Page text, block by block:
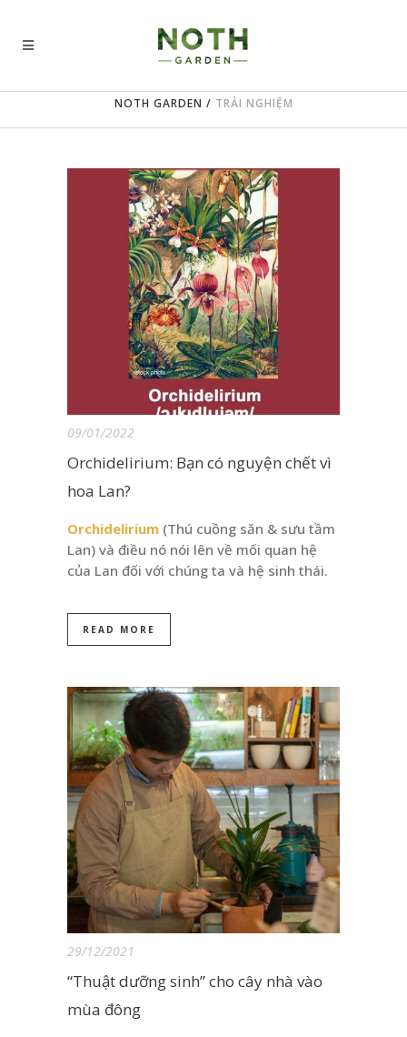
NOTH GARDEN / TRẢI NGHIỆM
09/01/2022
Orchidelirium: Bạn có nguyện chết vì
hoa Lan?
Orchidelirium (Thú cuồng săn & sưu tầm
Lan) và điều nó nói lên về mối quan hệ
của Lan đối với chúng ta và hệ sinh thái.
READ MORE
29/12/2021
“Thuật dưỡng sinh” cho cây nhà vào
mùa đông